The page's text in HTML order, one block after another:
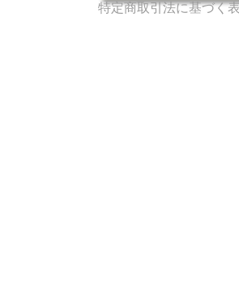
特定商取引法に基づく